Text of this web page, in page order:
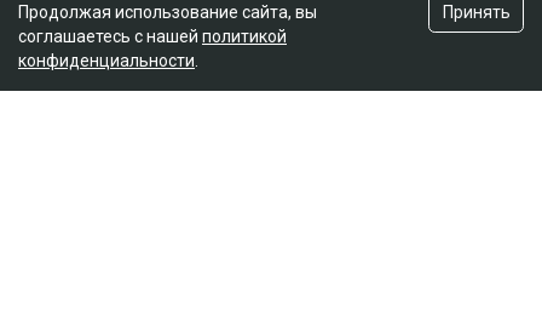
Продолжая использование сайта, вы
соглашаетесь с нашей политикой
конфиденциальности
Принять